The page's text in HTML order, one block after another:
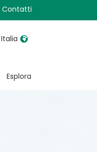
Contatti
Italia
Esplora